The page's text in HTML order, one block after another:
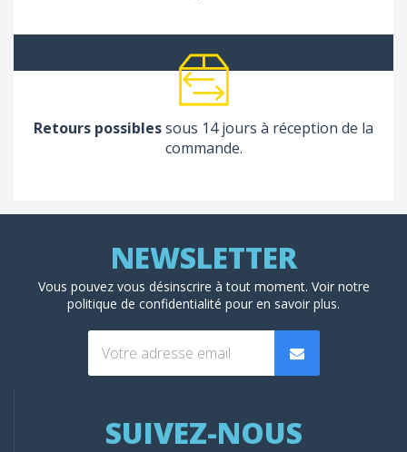
Retours possiblessous 14 jours à réception de la
commande.
Vous pouvez vous désinscrire à tout moment. Voir notre
politique de confidentialité pour en savoir plus.
SUIVEZ-NOUS